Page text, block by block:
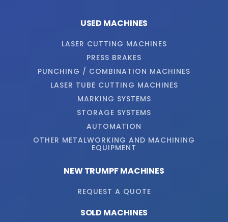
USED MACHINES
LASER CUTTING MACHINES
PRESS BRAKES
PUNCHING / COMBINATION MACHINES
LASER TUBE CUTTING MACHINES
MARKING SYSTEMS
STORAGE SYSTEMS
AUTOMATION
OTHER METALWORKING AND MACHINING
EQUIPMENT
NEW TRUMPF MACHINES
REQUEST A QUOTE
SOLD MACHINES